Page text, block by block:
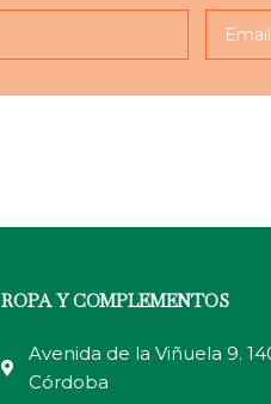
ROPA Y COMPLEMENTOS
Avenida de la Viñuela 9.
Córdoba